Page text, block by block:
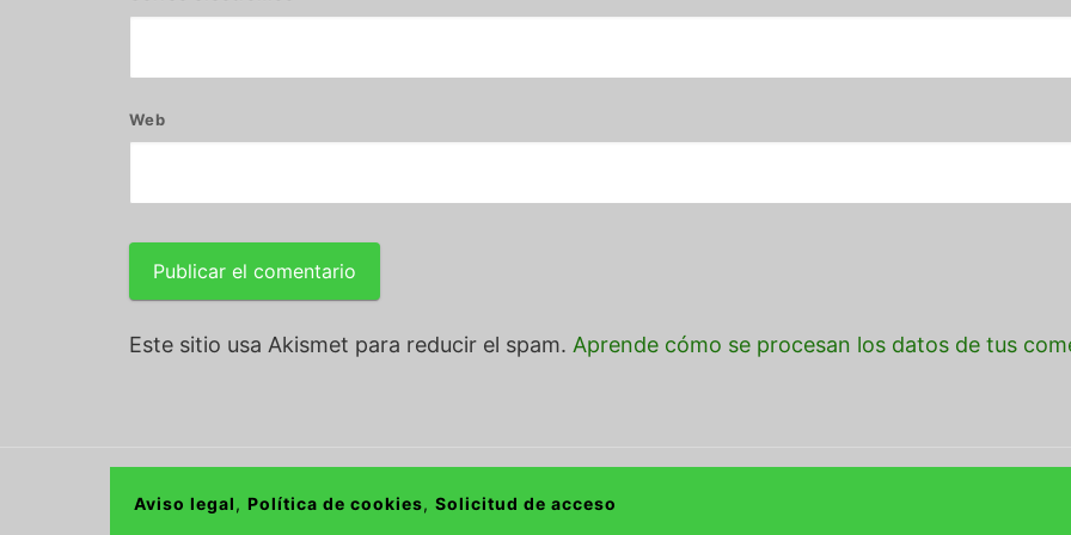
Web
Este sitio usa Akismet para reducir el spam. Aprende cómo se procesan los datos de tus
Aviso legal, Política de cookies, Solicitud de acceso